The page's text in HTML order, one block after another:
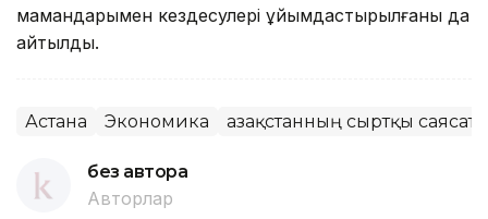
мамандарымен кездесулері ұйымдастырылғаны да
айтылды.
Астана Экономика Қазақстанның сыртқы
без автора
Авторлар